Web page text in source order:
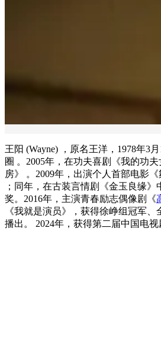
王阳 (Wayne) ，原名王洋，1978年
圈 。2005年，在功夫喜剧《我的功
房》 。2009年，出演个人首部电影
；同年，在古装言情剧《金玉良缘
奖。2016年，主演青春励志偶像剧《
《我就是演员》，获得徐峥组冠军
播出。 2024年，获得第二届中国电